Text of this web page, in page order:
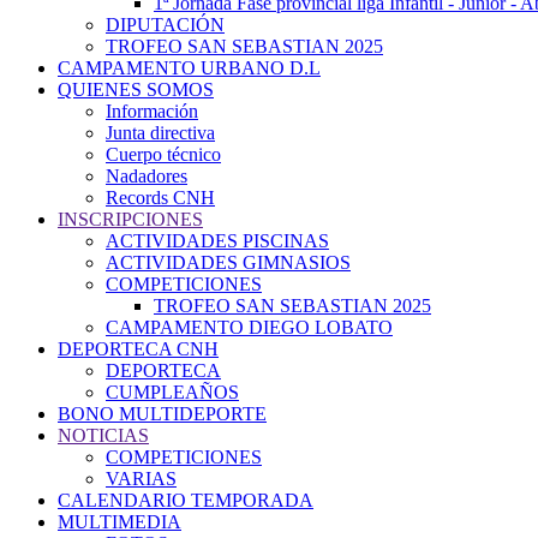
DIPUTACIÓN
TROFEO SAN SEBASTIAN 2025
CAMPAMENTO URBANO D.L
QUIENES SOMOS
Información
Junta directiva
Cuerpo técnico
Nadadores
Records CNH
INSCRIPCIONES
ACTIVIDADES PISCINAS
ACTIVIDADES GIMNASIOS
COMPETICIONES
TROFEO SAN SEBASTIAN 2025
CAMPAMENTO DIEGO LOBATO
DEPORTECA CNH
DEPORTECA
CUMPLEAÑOS
BONO MULTIDEPORTE
NOTICIAS
COMPETICIONES
VARIAS
CALENDARIO TEMPORADA
MULTIMEDIA